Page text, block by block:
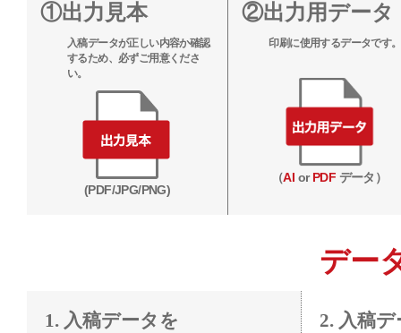
①出力見本
入稿データが正しい内容か確認
するため、必ずご用意くださ
い。
(PDF/JPG/PNG)
②出力用データ
印刷に使用するデータです。
（AI orPDF データ）
デー
1. 入稿データを
2. 入稿